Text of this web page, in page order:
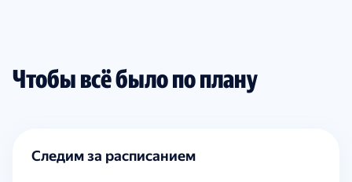
Чтобы всё было по плану
Следим за расписанием